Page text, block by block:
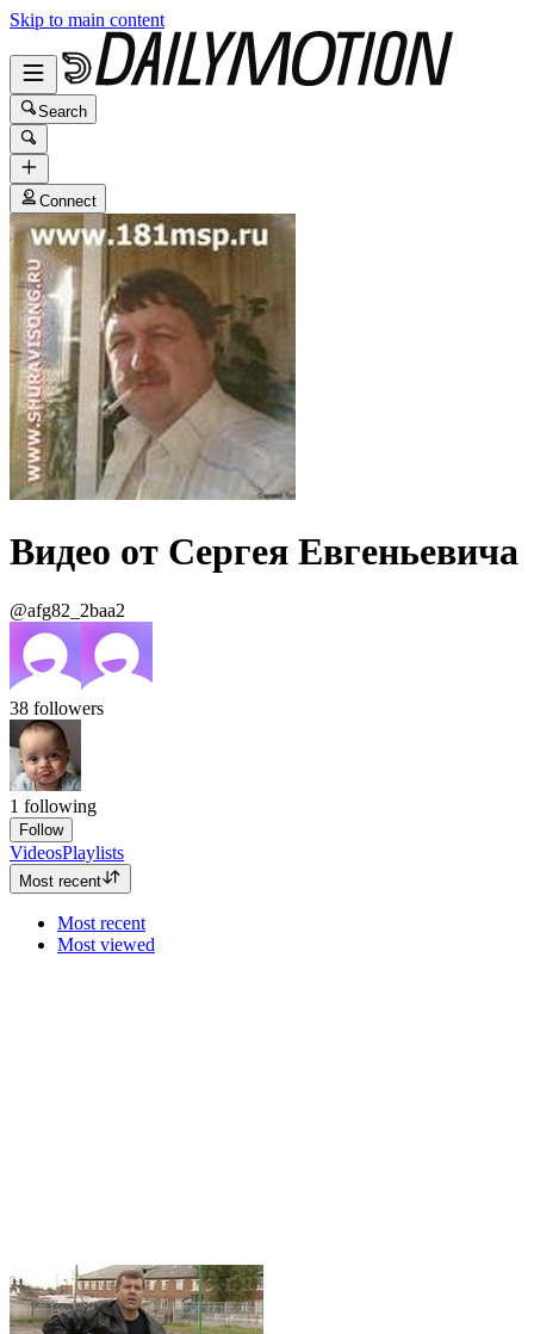
Skip to main content
Search
Connect
Видео от Сергея Евгеньевича
@afg82_2baa2
38 followers
1 following
Follow
VideosPlaylists
Most recent
Most recent
Most viewed